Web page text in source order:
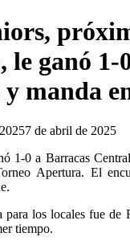
le ganó 1-
manda
7 de abril de 2025
1-0 a Barracas
Apertura. El
los locales fue de
tiempo.